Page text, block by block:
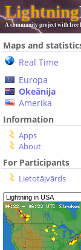
Lightning
A community project with free
Maps and
Real Time
Europa
Okeānija
Amerika
Information
Apps
About
For Participants
Lietotājvārds